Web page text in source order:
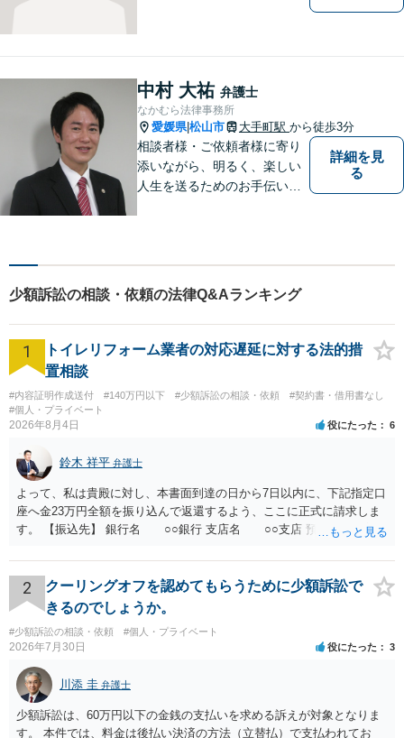
中村 大祐 弁護士
なかむら法律事務所
愛媛県|松山市 大手町駅 から徒歩3分
相談者様・ご依頼者様に寄り
添いながら、明るく、楽しい
人生を送るためのお手伝いを
詳細を見
る
少額訴訟の相談・依頼の法律Q&Aランキング
1
トイレリフォーム業者の対応遅延に対する法的措
置相談
#内容証明作成送付 #140万円以下 #少額訴訟の相談・依頼
#契約書・借用書なし
#個人・プライベート
2026年8月4日 役にたった 6
鈴木 祥平 弁護士
よって、私は貴殿に対し、本書面到達の日から7日以内に、下記指定口
座へ金23万円全額を振り込んで返還するよう、ここに正式に請求しま
す。 【振込先】 銀行名 ○○銀行 支店名 ○○支店 預金種別 普通
されない場合には、貴殿には任意に返金する意思がないものと判断
し、やむを得ず、返還金23万円及びこれに対する遅延損害金の支払い
を求める民事訴訟、支払督促その他必要な法的手続を直ちに講じま
す。 その際には、訴訟に要する費用その他法令上認められる金員につ
いても併せて請求する予定ですので、あらかじめ申し添えます。 本件
は、貴殿自らが契約を解約したことによって生じた返還義務の履行を
求めるものにすぎません。貴殿の仕入先との取引関係や返金時期など
の内部事情は、私に対する返還義務の発生や履行時期には何ら影響を
及ぼすものではありません。 これ以上、本件の解決を不必要に遅延さ
せることなく、誠意をもって速やかに返金手続を履行されるよう、強
2
クーリングオフを認めてもらうために少額訴訟で
きるのでしょうか。
#少額訴訟の相談・依頼 #個人・プライベート
2026年7月30日 役にたった 3
川添 圭 弁護士
少額訴訟は、60万円以下の金銭の支払いを求める訴えが対象となりま
す。 本件では、料金は後払い決済の方法（立替払）で支払われてお